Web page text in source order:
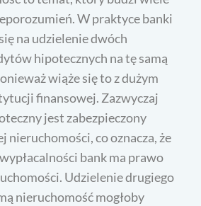
W praktyce banki
na udzielenie dwóch
hipotecznych na tę samą
wiąże się to z dużym
finansowej. Zazwyczaj
jest zabezpieczony
nieruchomości, co oznacza, że
bank ma prawo
Udzielenie drugiego
nieruchomość mogłoby